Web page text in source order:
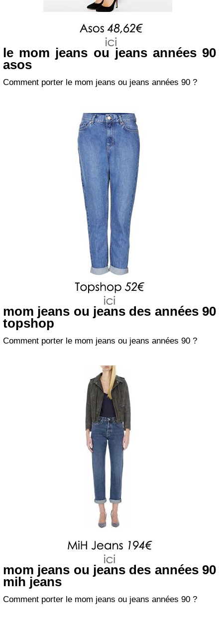
le mom jeans ou jeans années 90
asos
Comment porter le mom jeans ou jeans années 90 ?
mom jeans ou jeans des années 90
topshop
Comment porter le mom jeans ou jeans années 90 ?
mom jeans ou jeans des années 90
mih jeans
Comment porter le mom jeans ou jeans années 90 ?